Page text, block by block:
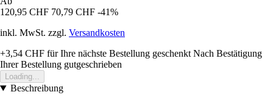
120,95 CHF 70,79 CHF -41%
inkl. MwSt. zzgl. Versandkosten
+3,54 CHF für Ihre nächste Bestellung geschenkt Nach Bestätigung
Ihrer Bestellung gutgeschrieben
Loading...
Beschreibung